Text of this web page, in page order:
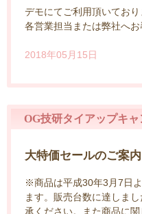
デモにてご利用頂いており
各営業担当または弊社へ
2018年05月15日
OG技研タイアップキャ
大特価セールのご案
※商品は平成30年3月7日
ます。販売台数に達しま
承ください。また商品に